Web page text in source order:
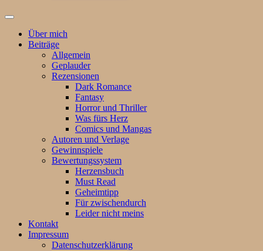
Suchfeld
ein-/ausblenden
Über mich
Beiträge
Allgemein
Geplauder
Rezensionen
Dark Romance
Fantasy
Horror und Thriller
Was fürs Herz
Comics und Mangas
Autoren und Verlage
Gewinnspiele
Bewertungssystem
Herzensbuch
Must Read
Geheimtipp
Für zwischendurch
Leider nicht meins
Kontakt
Impressum
Datenschutzerklärung